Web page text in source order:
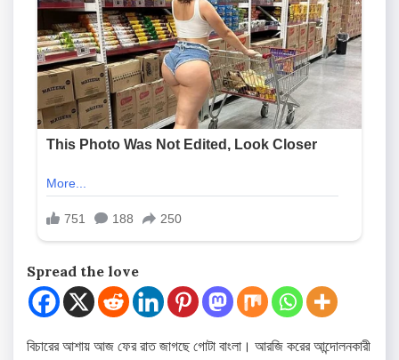
Spread the love
বিচারের আশায় আজ ফের রাত জাগছে গোটা বাংলা। আরজি করের আন্দোলনকারী